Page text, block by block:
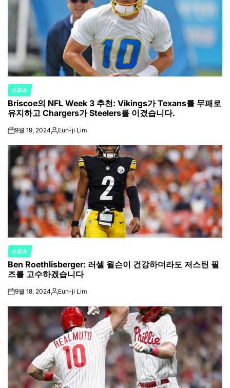
POSTED
IN
스포츠
Briscoe의 NFL Week 3 추천: Vikings가 Texans를 무패로
유지하고 Chargers가 Steelers를 이겼습니다.
on9월 19, 2024Posted
Eun-ji Lim
POSTED
IN
스포츠
Ben Roethlisberger: 러셀 윌슨이 건강하더라도 저스틴 필
즈를 고수하겠습니다
on9월 18, 2024Posted
Eun-ji Lim